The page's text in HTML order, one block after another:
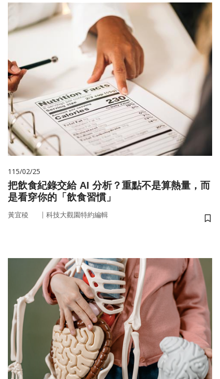
115/02/25
把飲食紀錄交給 AI 分析？重點不是算熱量，而
是看穿你的「飲食習慣」
黃宜稜 ｜ 科技大觀園特約編輯
儲